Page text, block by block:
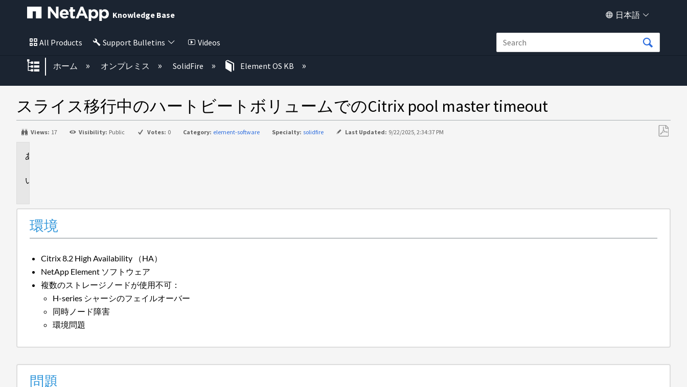
Knowledge Base 日本語
All Products Support Bulletins Videos
グローバル階層を展開/折りたたむ
ホーム オンプレミス SolidFire Element OS KB
スライス移行中のハートビートボリュームでのCitrix pool master timeout
Views: 17 Visibility: Public Votes: 0 Category: element-software Specialty: solidfire Last Updated: 9/22/2025, 2:34:37 PM
環境
Citrix 8.2 High Availability （HA）
NetApp Element ソフトウェア
複数のストレージノードが使用不可：
H-series シャーシのフェイルオーバー
同時ノード障害
環境問題
問題